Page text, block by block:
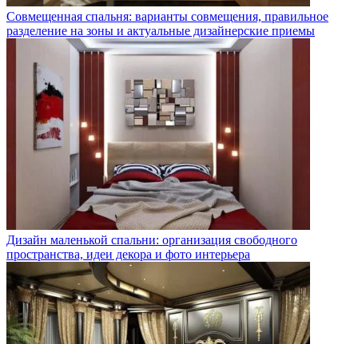
Совмещенная спальня: варианты совмещения, правильное
разделение на зоны и актуальные дизайнерские приемы
Дизайн маленькой спальни: организация свободного
пространства, идеи декора и фото интерьера